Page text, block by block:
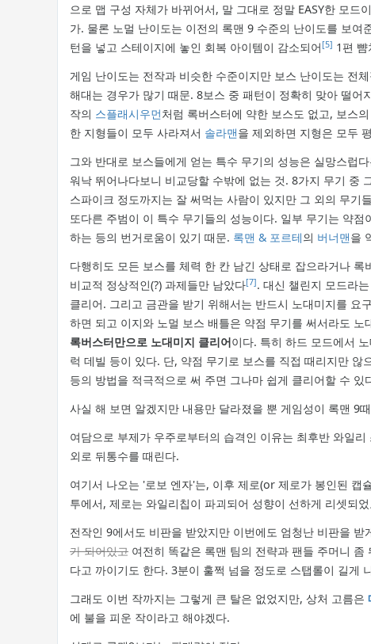
으로 맵 구성 자체가 바뀌어서, 말 그대로 정말 EASY한 모드
가. 물론 노멀 난이도는 이전의 록맨 9 수준의 난이도를 보
턴을 넣고 스테이지에 놓인 회복 아이템이 감소되어[5] 1편
게임 난이도는 전작과 비슷한 수준이지만 보스 난이도는 전
해대는 경우가 많기 때문. 8보스 중 패턴이 정확히 맞아 떨어
작의 스플래시우먼처럼 록버스터에 약한 보스도 없고, 보스
한 지형들이 모두 사라져서 솔라맨을 제외하면 지형은 모두
그와 반대로 보스들에게 얻는 특수 무기의 성능은 실망스럽
워낙 뛰어나다보니 비교당할 수밖에 없는 것. 8가지 무기 중
스파이크 정도까지는 잘 써먹는 사람이 있지만 그 외의 무기
또다른 주범이 이 특수 무기들의 성능이다. 일부 무기는 약
하는 등의 번거로움이 있기 때문. 록맨 & 포르테의 버너맨을
다행히도 모든 보스를 체력 한 칸 남긴 상태로 잡으라거나
비교적 정상적인(?) 과제들만 남았다[7]. 대신 챌린지 모드라
클리어. 그리고 금관을 받기 위해서는 반드시 노대미지를
하면 되고 이지와 노멀 보스 배틀은 약점 무기를 써서라도
록버스터만으로 노대미지 클리어이다. 특히 하드 모드에서
럭 데빌 등이 있다. 단, 약점 무기로 보스를 직접 때리지만
등의 방법을 적극적으로 써 주면 그나마 쉽게 클리어할 수
사실 해 보면 알겠지만 내용만 달라졌을 뿐 게임성이 록맨 9
여담으로 부제가 우주로부터의 습격인 이유는 최후반 와일
외로 뒤통수를 때린다.
여기서 나오는 '로보 엔자'는, 이후 제로(or 제로가 봉인된 캡
투에서, 제로는 와일리칩이 파괴되어 성향이 선하게 리셋되
전작인 9에서도 비판을 받았지만 이번에도 엄청난 비판을
가 되어있고 여전히 똑같은 록맨 팀의 전략과 팬들 주머니
다고 까이기도 한다. 3분이 훌쩍 넘을 정도로 스탭롤이 길게
그래도 이번 작까지는 그렇게 큰 탈은 없었지만, 상처 고름은
에 불을 피운 작이라고 해야겠다.